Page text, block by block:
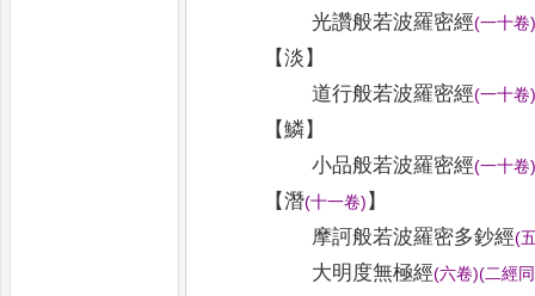
光讚般若波羅密經(一十卷
【淡 】
道行般若波羅密經(一十卷
【鱗】
小品般若波羅密經(一十卷
【潛(十一卷) 】
摩訶般若波羅密多鈔經(
大明度無極經(六卷)(二經